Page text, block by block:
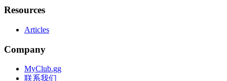
Resources
Articles
Company
MyClub.gg
联系我们